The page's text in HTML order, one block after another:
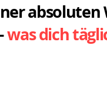
was dich